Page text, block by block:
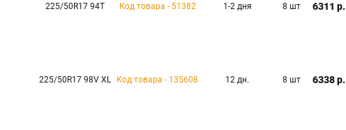
225/50R17 94T Код товара - 51382 1-2 дня 8 шт 6311 р.
225/50R17 98V XL Код товара - 135608 12 дн. 8 шт 6338 р.